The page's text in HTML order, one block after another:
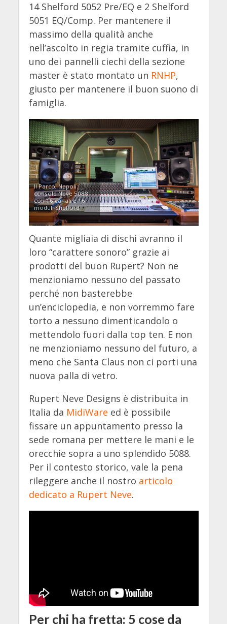
14 Shelford 5052 Pre/EQ e 2 Shelford
5051 EQ/Comp. Per mantenere il
massimo della qualità anche
nell’ascolto in regia tramite cuffia, in
uno dei pannelli ciechi della sezione
master è stato montato un RNHP,
giusto per mantenere il buon suono di
famiglia.
Il Parco, Napoli:
console Neve 5088
con 16 canali e 16
moduli Shelford
Quante migliaia di dischi avranno il
loro “carattere sonoro” grazie ai
prodotti del buon Rupert? Non ne
menzioniamo nessuno del passato
perché non basterebbe
un’enciclopedia, e non vorremmo fare
torto a nessuno dimenticandolo o
mettendolo fuori dalla top ten. E non
ne menzioniamo nessuno del futuro, a
meno che Santa Claus non ci porti una
nuova palla di vetro.
Rupert Neve Designs è distribuita in
Italia da MidiWare ed è possibile
fissare un appuntamento presso la
sede romana per mettere le mani e le
orecchie sopra a uno splendido 5088.
Per il contesto storico, vale la pena
rileggere anche il nostro articolo
dedicato a Rupert Neve.
Per chi ha fretta: 5 cose da